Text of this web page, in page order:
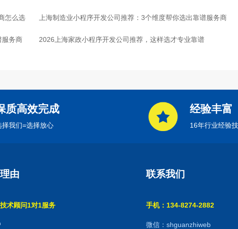
怎么选 上海制造业小程序开发公司推荐：3个维度帮你选出靠谱服务商
服务商 2026上海家政小程序开发公司推荐，这样选才专业靠谱
质高效完成
择我们=选择放心
经验丰富
16年行业经验
由
术顾问1对1服务
联系我们
手机：134-8274-2882
微信：shguanzhiweb